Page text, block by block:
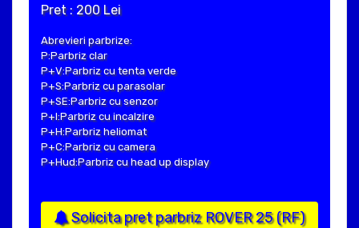
Pret : 200 Lei
Abrevieri parbrize:
P:Parbriz clar
P+V:Parbriz cu tenta verde
P+S:Parbriz cu parasolar
P+SE:Parbriz cu senzor
P+I:Parbriz cu incalzire
P+H:Parbriz heliomat
P+C:Parbriz cu camera
P+Hud:Parbriz cu head up display
Solicita pret parbriz ROVER 25 (RF)